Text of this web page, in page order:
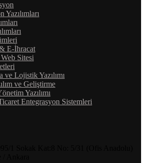
Yazılımları
E-İhracat
Sitesi
ve Lojistik Yazılımı
ve Geliştirme
Yazılımı
Entegrasyon Sistemleri